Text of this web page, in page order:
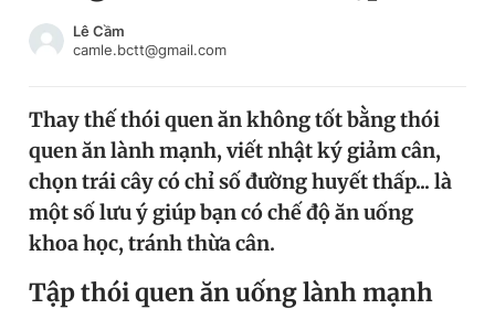
Chuyên mục khác
Tin thị trường Tin 360
Video Magazine
Sản phẩm khác
Tin đã xem
Đăng xuất
Lê Cầm
camle.bctt@gmail.com
Thay thế thói quen ăn không tốt bằng thói
quen ăn lành mạnh, viết nhật ký giảm cân,
chọn trái cây có chỉ số đường huyết thấp... là
một số lưu ý giúp bạn có chế độ ăn uống
khoa học, tránh thừa cân.
Tập thói quen ăn uống lành mạnh